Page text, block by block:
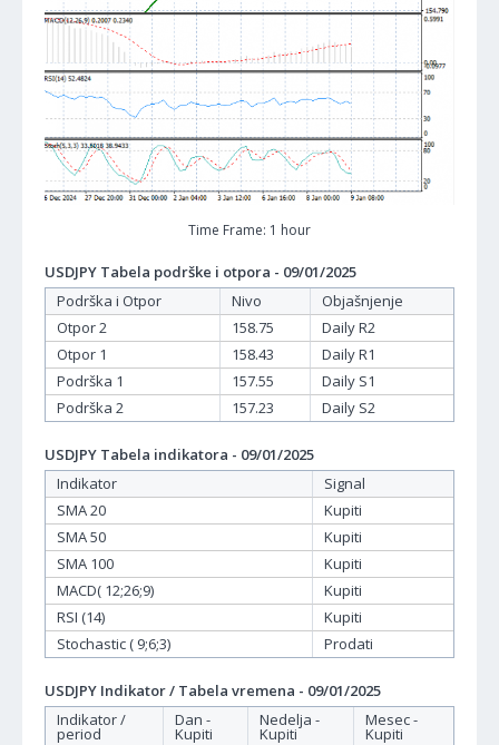
Time Frame: 1 hour
USDJPY Tabela podrške i otpora - 09/01/2025
Podrška i Otpor
Nivo
Objašnjenje
Otpor 2
158.75
Daily R2
Otpor 1
158.43
Daily R1
Podrška 1
157.55
Daily S1
Podrška 2
157.23 Daily S2
USDJPY Tabela indikatora - 09/01/2025
Indikator
Signal
SMA 20
Kupiti
SMA 50
Kupiti
SMA 100
Kupiti
MACD( 12;26;9)
Kupiti
RSI (14)
Kupiti
Stochastic ( 9;6;3)
Prodati
USDJPY Indikator / Tabela vremena - 09/01/2025
Indikator /
period
Dan -
Kupiti
Nedelja -
Kupiti
Mesec -
Kupiti